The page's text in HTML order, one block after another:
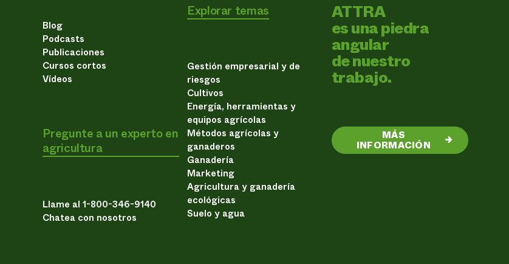
Blog
Podcasts
Publicaciones
Cursos cortos
Vídeos
Pregunte a un experto en
agricultura
Llame al 1-800-346-9140
Chatea con nosotros
Explorar temas
Gestión empresarial y de
riesgos
Cultivos
Energía, herramientas y
equipos agrícolas
Métodos agrícolas y
ganaderos
Ganadería
Marketing
Agricultura y ganadería
ecológicas
Suelo y agua
ATTRA
es una piedra
angular
de nuestro
trabajo.
MÁS
INFORMACIÓN →